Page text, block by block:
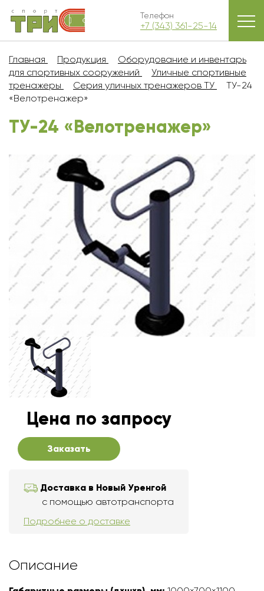
Телефон
+7 (343) 361-25-14
Главная Продукция
Оборудование и инвентарь
для спортивных сооружений
Уличные спортивные
тренажеры
Серия уличных тренажеров ТУ
ТУ-24
«Велотренажер»
ТУ-24 «Велотренажер»
Цена по запросу
Заказать
Доставка в Новый Уренгой
с помощью автотранспорта
Подробнее о доставке
Описание